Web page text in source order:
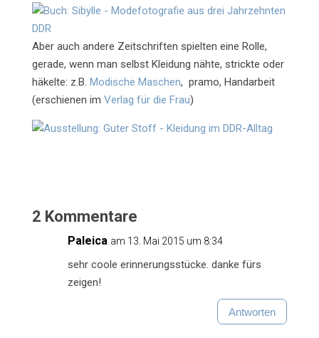
Aber auch andere Zeitschriften spielten eine Rolle,
gerade, wenn man selbst Kleidung nähte, strickte oder
häkelte: z.B. Modische Maschen, pramo, Handarbeit
(erschienen im Verlag für die Frau)
2 Kommentare
Paleica am 13. Mai 2015 um 8:34
sehr coole erinnerungsstücke. danke fürs
zeigen!
Antworten